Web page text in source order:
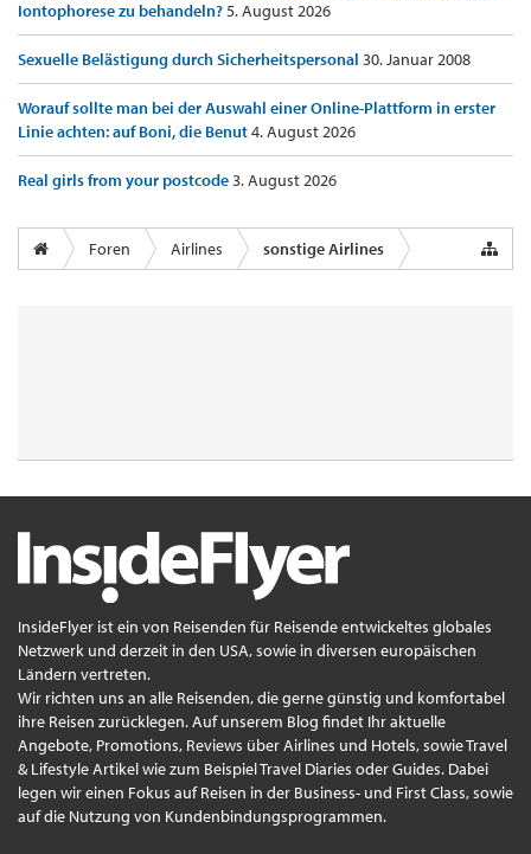
Iontophorese zu behandeln?5. August 2026
Sexuelle Belästigung durch Sicherheitspersonal 30. Januar 2008
Worauf sollte man bei der Auswahl einer Online-Plattform in erster
Linie achten: auf Boni, die Benut4. August 2026
Real girls from your postcode3. August 2026
Foren Airlines sonstige Airlines
InsideFlyer ist ein von Reisenden für Reisende entwickeltes globales
Netzwerk und derzeit in den USA, sowie in diversen europäischen
Ländern vertreten.
Wir richten uns an alle Reisenden, die gerne günstig und komfortabel
ihre Reisen zurücklegen. Auf unserem Blog findet Ihr aktuelle
Angebote, Promotions, Reviews über Airlines und Hotels, sowie Travel
& Lifestyle Artikel wie zum Beispiel Travel Diaries oder Guides. Dabei
legen wir einen Fokus auf Reisen in der Business- und First Class, sowie
auf die Nutzung von Kundenbindungsprogrammen.